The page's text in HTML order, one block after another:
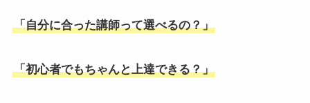
「自分に合った講師って選べるの？」
「初心者でもちゃんと上達できる？」